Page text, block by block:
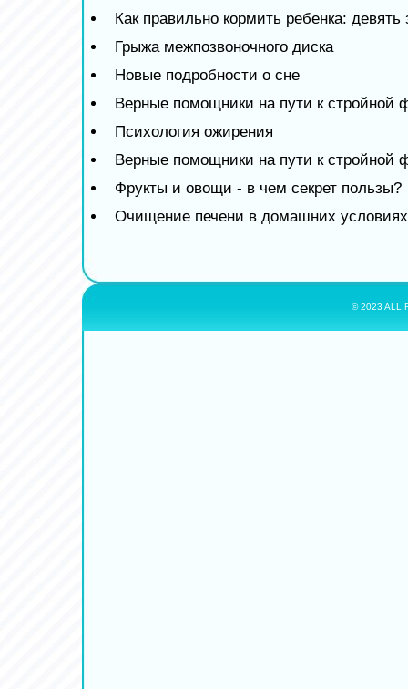
Как правильно кормить ребенка: девять
Грыжа межпозвоночного диска
Новые подробности о сне
Верные помощники на пути к стройной
Психология ожирения
Верные помощники на пути к стройной
Фрукты и овощи - в чем секрет пользы?
Очищение печени в домашних условиях
© 2023 ALL